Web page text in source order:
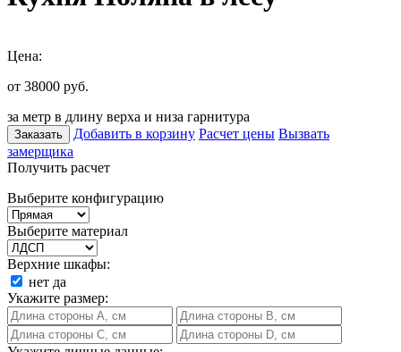
Цена:
от 38000 руб.
за метр в длину верха и низа гарнитура
Заказать Добавить в корзину Расчет цены Вызвать
замерщика
Получить расчет
Выберите конфигурацию
Выберите материал
Верхние шкафы:
нет да
Укажите размер: